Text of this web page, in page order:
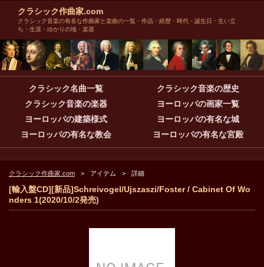
クラシック作曲家.com
クラシック音楽の有名な作曲家と楽曲の一覧・作品・経歴・時代・誕生日・生い立
ち・生涯・ゆかりの地・楽器
クラシック名曲一覧
クラシック音楽の歴史
クラシック音楽の楽器
ヨーロッパの画家一覧
ヨーロッパの建築様式
ヨーロッパの有名な城
ヨーロッパの有名な教会
ヨーロッパの有名な宮殿
クラシック作曲家.com アイテム 詳細
[輸入盤CD][新品]Schreivogel/Ujszaszi/Foster / Cabinet Of Wo
nders 1(2020/10/2発売)